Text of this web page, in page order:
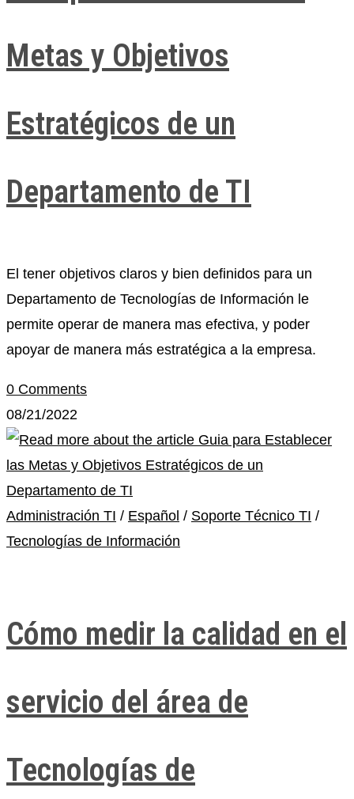
Metas y Objetivos
Estratégicos de un
Departamento de TI
El tener objetivos claros y bien definidos para un
Departamento de Tecnologías de Información le
permite operar de manera mas efectiva, y poder
apoyar de manera más estratégica a la empresa.
0 Comments
08/21/2022
Administración TI / Español / Soporte Técnico TI /
Tecnologías de Información
Cómo medir la calidad en el
servicio del área de
Tecnologías de